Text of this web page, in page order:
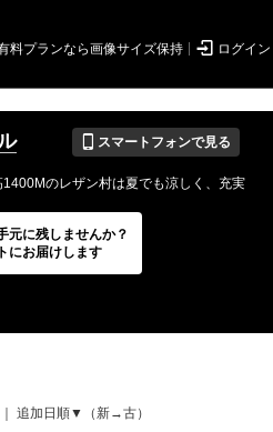
料プランなら画像サイズ保持  ログイン
📱 スマートフォンで見る
のレザン村は夏でも涼しく、充実
間
---
追加日順▼（新→古）
元に残しませんか？
にお届けします